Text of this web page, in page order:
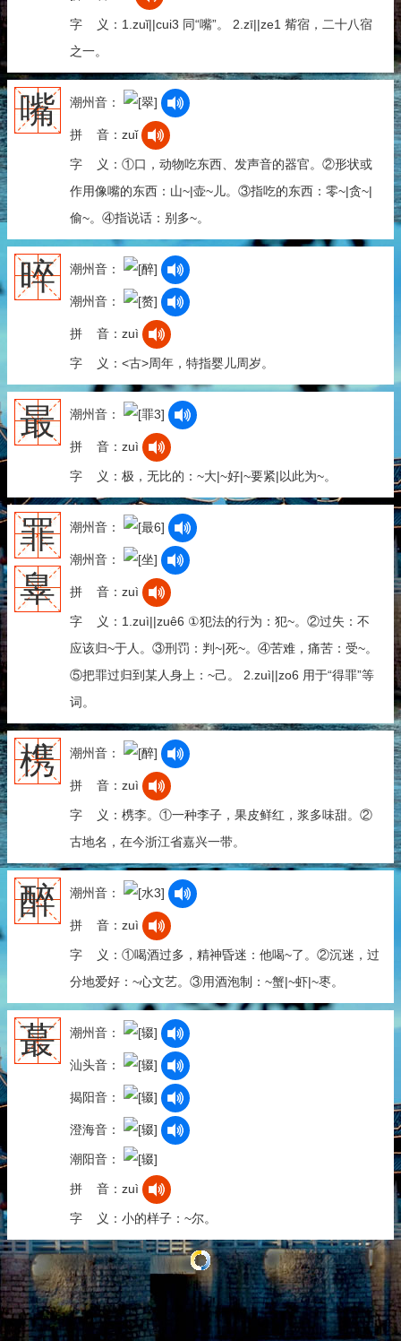
字 义：1.zuǐ||cui3 同“嘴”。 2.zī||ze1 觜宿，二十八宿
之一。
嘴 潮州音：
拼 音：zuǐ
字 义：①口，动物吃东西、发声音的器官。②形状或
作用像嘴的东西：山~|壶~儿。③指吃的东西：零~|贪~|
偷~。④指说话：别多~。
晬 潮州音：
潮州音：
拼 音：zuì
字 义：<古>周年，特指婴儿周岁。
最 潮州音：
拼 音：zuì
字 义：极，无比的：~大|~好|~要紧|以此为~。
罪
辠
潮州音：
潮州音：
拼 音：zuì
字 义：1.zuì||zuê6 ①犯法的行为：犯~。②过失：不
应该归~于人。③刑罚：判~|死~。④苦难，痛苦：受~。
⑤把罪过归到某人身上：~己。 2.zuì||zo6 用于“得罪”等
词。
槜 潮州音：
拼 音：zuì
字 义：槜李。①一种李子，果皮鲜红，浆多味甜。②
古地名，在今浙江省嘉兴一带。
醉 潮州音：
拼 音：zuì
字 义：①喝酒过多，精神昏迷：他喝~了。②沉迷，过
分地爱好：~心文艺。③用酒泡制：~蟹|~虾|~枣。
蕞 潮州音：
汕头音：
揭阳音：
澄海音：
潮阳音：
拼 音：zuì
字 义：小的样子：~尔。